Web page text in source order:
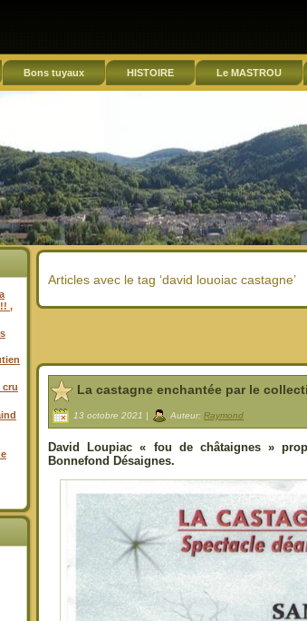
Bons tuyaux HISTOIRE Le MASTROU
,
cru
Articles avec le tag ‘david louoiac castagne’
La castagne enchantée par le
13 octobre 2021 | Auteur: Raymond
David Loupiac « fou de châtaignes »
Bonnefond Désaignes.